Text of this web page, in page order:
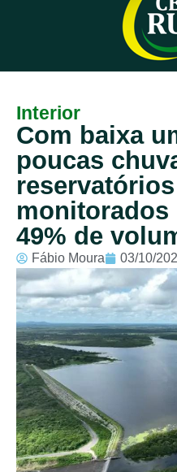
Sobre
Interior
Com baixa
poucas
monitorados
49% de
Fábio Moura 03/10/